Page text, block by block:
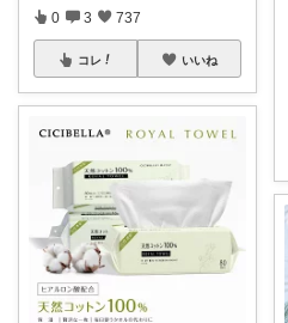
0 3 737
コレ いいね